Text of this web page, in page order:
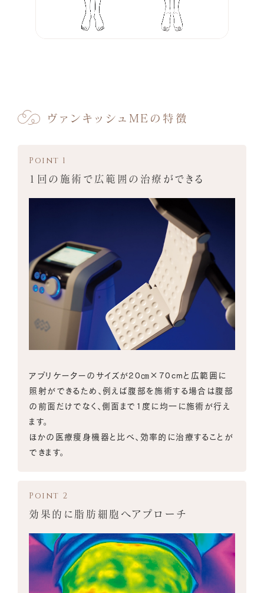
ヴァンキッシュMEの特徴
1回の施術で広範囲の治療ができる
アプリケーターのサイズが20㎝×70cmと広範囲に
照射ができるため、例えば腹部を施術する場合は腹部
の前面だけでなく、側面まで1度に均一に施術が行え
ます。
ほかの医療痩身機器と比べ、効率的に治療することが
できます。
効果的に脂肪細胞へアプローチ